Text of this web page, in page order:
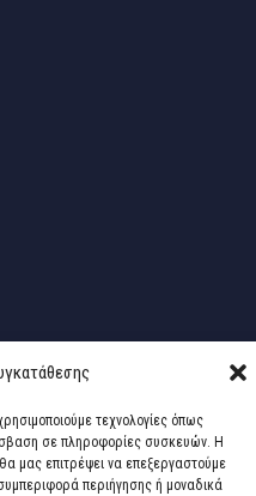
τεχνολογίες όπως
σε πληροφορίες συσκευών. Η
μας επιτρέψει να επεξεργαστούμε
περιήγησης ή μοναδικά